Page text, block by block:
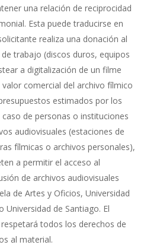
una relación de reciprocidad
Esta puede traducirse en
realiza una donación al
trabajo (discos duros, equipos
a digitalización de un filme
comercial del archivo fílmico
estimados por los
caso de personas o instituciones
audiovisuales (estaciones de
fílmicas o archivos personales),
a permitir el acceso al
de archivos audiovisuales
de Artes y Oficios, Universidad
Universidad de Santiago. El
todos los derechos de
al material.